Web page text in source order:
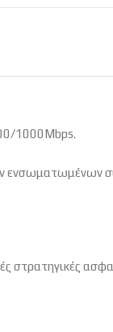
1000Mbps.
ενσωματωμένων
στρατηγικές